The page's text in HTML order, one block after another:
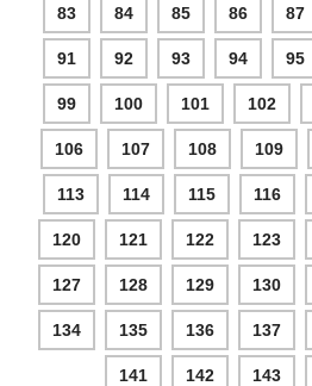
83 84 85 86 87
91 92 93 94 95
99 100 101 102
106 107 108 109
113 114 115 116
120 121 122 123
127 128 129 130
134 135 136 137
141 142 143